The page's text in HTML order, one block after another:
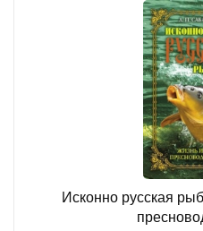
Исконно русская